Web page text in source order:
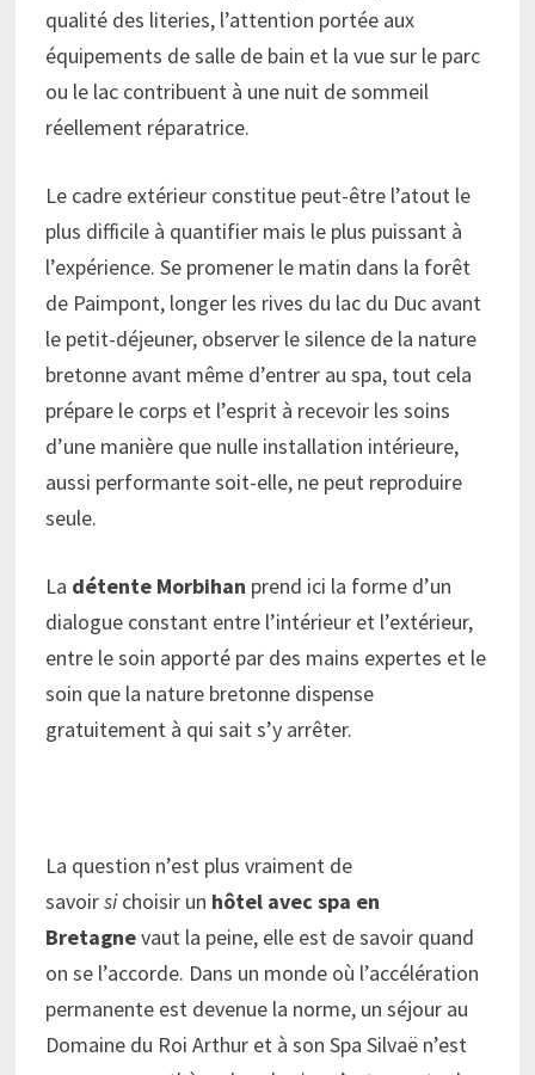
qualité des literies, l’attention portée aux
équipements de salle de bain et la vue sur le parc
ou le lac contribuent à une nuit de sommeil
réellement réparatrice.
Le cadre extérieur constitue peut-être l’atout le
plus difficile à quantifier mais le plus puissant à
l’expérience. Se promener le matin dans la forêt
de Paimpont, longer les rives du lac du Duc avant
le petit-déjeuner, observer le silence de la nature
bretonne avant même d’entrer au spa, tout cela
prépare le corps et l’esprit à recevoir les soins
d’une manière que nulle installation intérieure,
aussi performante soit-elle, ne peut reproduire
seule.
La détente Morbihan prend ici la forme d’un
dialogue constant entre l’intérieur et l’extérieur,
entre le soin apporté par des mains expertes et le
soin que la nature bretonne dispense
gratuitement à qui sait s’y arrêter.
La question n’est plus vraiment de
savoirsichoisir un hôtel avec spa en
Bretagnevaut la peine, elle est de savoir quand
on se l’accorde. Dans un monde où l’accélération
permanente est devenue la norme, un séjour au
Domaine du Roi Arthur et à son Spa Silvaë n’est